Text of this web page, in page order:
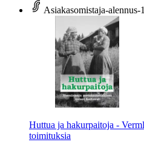
Asiakasomistaja-alennus-
Huttua ja hakurpaitoja -
toimituksia